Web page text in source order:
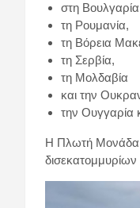
στη
τη Ρουμανία,
τη Βόρεια
τη Σερβία,
τη Μολδαβία
και την
την Ουγγαρία
Η Πλωτή Μονάδα,